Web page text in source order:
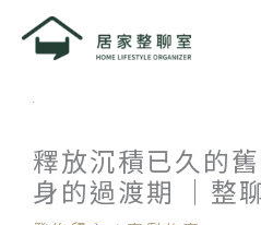
釋放沉積已久的
身的過渡期 ｜整